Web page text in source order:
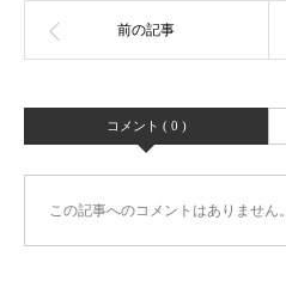
コメント ( 0 )
この記事へのコメントはありません。